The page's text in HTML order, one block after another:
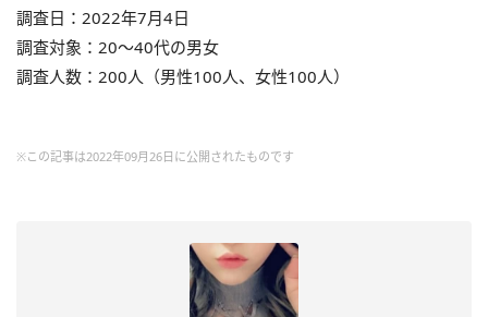
調査日：2022年7月4日
調査対象：20～40代の男女
調査人数：200人（男性100人、女性100人）
※この記事は2022年09月26日に公開されたものです